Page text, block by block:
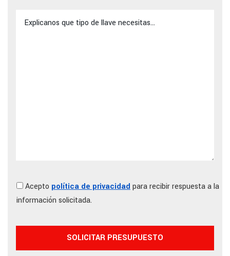
Acepto política de privacidad para recibir respuesta a la
información solicitada.